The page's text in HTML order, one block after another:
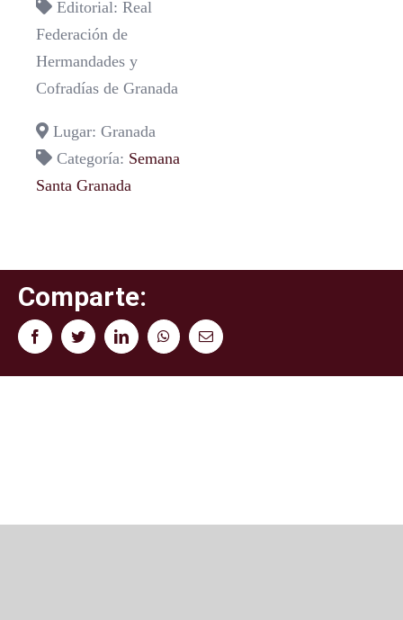
Editorial: Real
Federación de
Hermandades y
Cofradías de Granada
Lugar: Granada
Categoría: Semana
Santa Granada
Comparte:
FacebookTwitterLinkedInWhatsAppCorreo
electrónico